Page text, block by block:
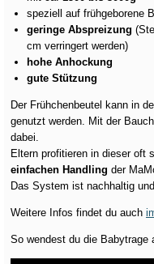
speziell auf frühgeborene
geringe Abspreizung
cm verringert werden)
hohe Anhockung
gute Stützung
Der Frühchenbeutel kann in
genutzt werden. Mit der
dabei.
Eltern profitieren in dieser oft
einfachen Handling der
Das System ist nachhaltig
Weitere Infos findet du auch
So wendest du die Babytrage